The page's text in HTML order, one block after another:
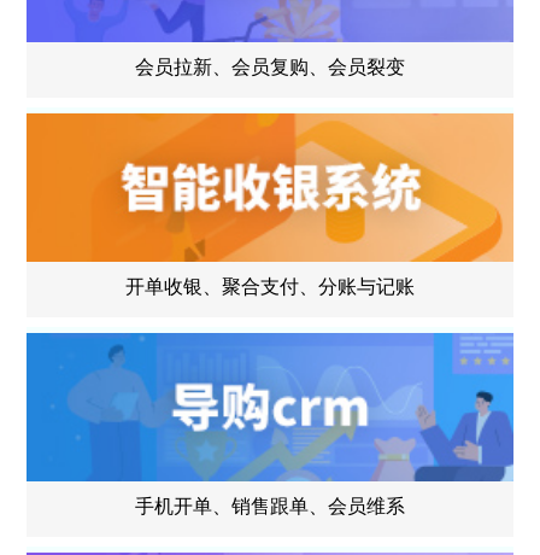
会员拉新、会员复购、会员裂变
开单收银、聚合支付、分账与记账
手机开单、销售跟单、会员维系